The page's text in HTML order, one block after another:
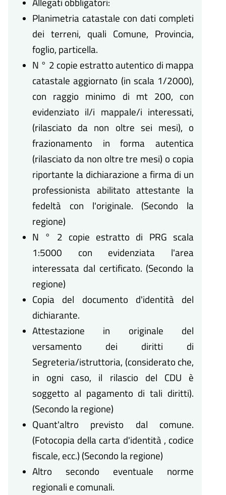
Planimetria catastale con dati completi
dei terreni, quali Comune, Provincia,
foglio, particella.
N ° 2 copie estratto autentico di mappa
catastale aggiornato (in scala 1/2000),
con raggio minimo di mt 200, con
evidenziato il/i mappale/i interessati,
(rilasciato da non oltre sei mesi), o
frazionamento in forma autentica
(rilasciato da non oltre tre mesi) o copia
riportante la dichiarazione a firma di un
professionista abilitato attestante la
fedeltà con l'originale. (Secondo la
regione)
N ° 2 copie estratto di PRG scala
1:5000 con evidenziata l'area
interessata dal certificato. (Secondo la
regione)
Copia del documento d'identità del
dichiarante.
Attestazione in originale del
versamento dei diritti di
Segreteria/istruttoria, (considerato che,
in ogni caso, il rilascio del CDU è
soggetto al pagamento di tali diritti).
(Secondo la regione)
Quant'altro previsto dal comune.
(Fotocopia della carta d'identità , codice
fiscale, ecc.) (Secondo la regione)
Altro secondo eventuale norme
regionali e comunali.